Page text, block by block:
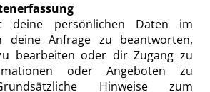
deine persönlichen Daten im
deine Anfrage zu beantworten,
bearbeiten oder dir Zugang zu
oder Angeboten zu
Hinweise zum